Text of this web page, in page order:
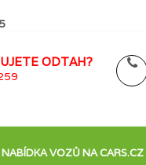
ODTAH?
NABÍDKA VOZŮ NA CARS.CZ